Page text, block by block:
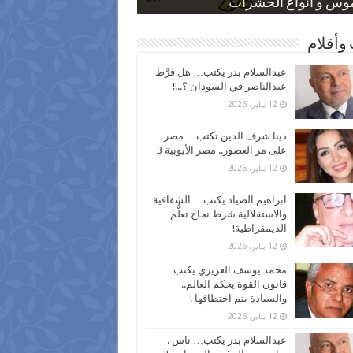
و أنواع الحشرات
بعد ارتفاع الأسعار
نسبة الطلاق في مصر
كاركاتيرية
كاركاتيرية
وأقلام
عبدالسلام بدر يكتب… هل فرَّط
عبدالناصر في السودان ؟..!!
12 يناير، 2026
دينا شرف الدين تكتب… مصر
على مر العصور.. مصر الأيوبية 3
12 يناير، 2026
ابراهيم الصياد يكتب… الشفافية
والاستقلالية شرط نجاح تعلُّم
الديمقراطية!
12 يناير، 2026
محمد يوسف العزيزي يكتب…
قانون القوة يحكم العالم..
والسيادة يتم اختطافها !
12 يناير، 2026
عبدالسلام بدر يكتب… ناس .